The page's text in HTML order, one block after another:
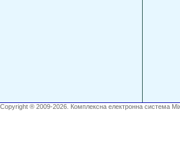
Copyright ® 2009-2026. Комплексна електронна система